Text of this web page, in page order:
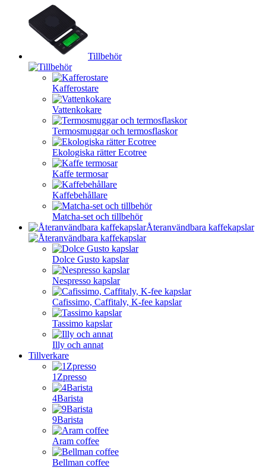
Tillbehör
Kafferostare
Vattenkokare
Termosmuggar och termosflaskor
Ekologiska rätter Ecotree
Kaffe termosar
Kaffebehållare
Matcha-set och tillbehör
Återanvändbara kaffekapslar
Dolce Gusto kapslar
Nespresso kapslar
Cafissimo, Caffitaly, K-fee kapslar
Tassimo kapslar
Illy och annat
Tillverkare
1Zpresso
4Barista
9Barista
Aram coffee
Bellman coffee